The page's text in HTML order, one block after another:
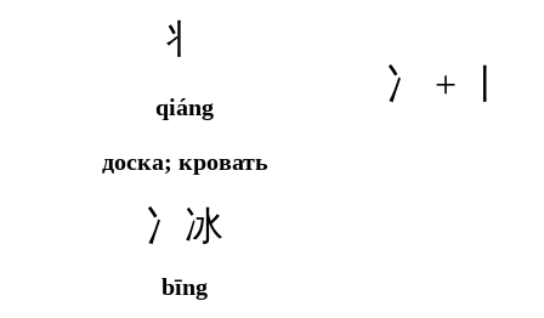
丬
qiáng
доска; кровать
冫 + 丨
冫冰
bīng